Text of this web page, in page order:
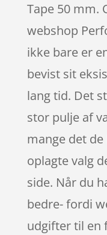
Tape 50 mm.
webshop
ikke bare er
bevist sit
lang tid. Det
stor pulje af
mange det
oplagte valg
side. Når du
bedre- fordi
udgifter til en